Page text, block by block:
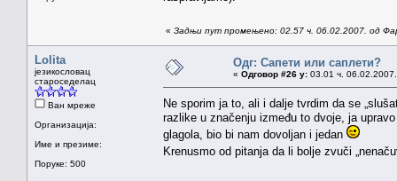
« Задњи пут промењено: 02.57 ч. 06.02.2007. од
Lolita
језикословац
староседелац
Ван мреже
Организација:
Име и презиме:
Поруке: 500
Одг: Сапети или саплети?
« Одговор #26 у: 03.01 ч.
Ne sporim ja to, ali i dalje tvrdim da se
razlike u značenju između to dvoje, ja
glagola, bio bi nam dovoljan i jedan
Krenusmo od pitanja da li bolje zvuči